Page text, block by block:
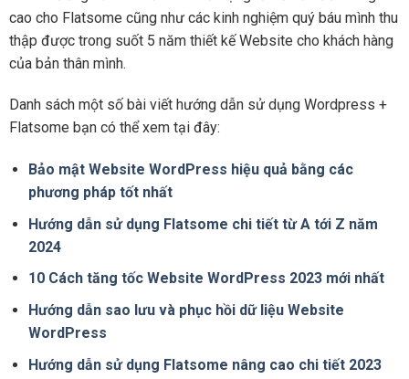
cao cho Flatsome cũng như các kinh nghiệm quý báu mình thu
thập được trong suốt 5 năm thiết kế Website cho khách hàng
của bản thân mình.
Danh sách một số bài viết hướng dẫn sử dụng Wordpress +
Flatsome bạn có thể xem tại đây:
Bảo mật Website WordPress hiệu quả bằng các
phương pháp tốt nhất
Hướng dẫn sử dụng Flatsome chi tiết từ A tới Z năm
2024
10 Cách tăng tốc Website WordPress 2023 mới nhất
Hướng dẫn sao lưu và phục hồi dữ liệu Website
WordPress
Hướng dẫn sử dụng Flatsome nâng cao chi tiết 2023